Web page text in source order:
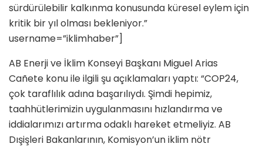
sürdürülebilir kalkınma konusunda küresel eylem için
kritik bir yıl olması bekleniyor.”
username=”iklimhaber”]
AB Enerji ve İklim Konseyi Başkanı Miguel Arias
Cañete konu ile ilgili şu açıklamaları yaptı: “COP24,
çok taraflılık adına başarılıydı. Şimdi hepimiz,
taahhütlerimizin uygulanmasını hızlandırma ve
iddialarımızı artırma odaklı hareket etmeliyiz. AB
Dışişleri Bakanlarının, Komisyon’un iklim nötr